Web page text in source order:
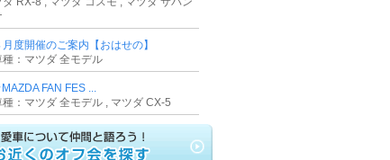
月度開催のご案内【おはせの】
種：マツダ 全モデル
FAN FES ...
種：マツダ 全モデル , マツダ CX-5